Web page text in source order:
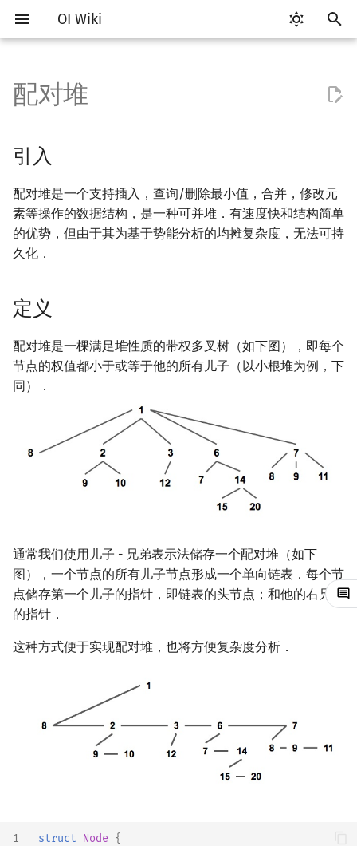
OI Wiki
入
以
始
搜
索
Getting Started
关于本项目
如何参与
OI Wiki 不是什么
格式手册
数学符号表
F.A.Q.
镜像站列表
比赛相关简介
赛事
题型
学习路线
学习资源
技巧
常见错误
常见技巧
出题
工具软件简介
代码编辑工具
VS Code
Atom
Kate
CLion
Geany
Xcode
Sublime Text
Code::Blocks
评测工具 Cena
CCR Plus
命令行
命令行编译与调试
编译器
WSL (Windows 10)
Special Judge
Generator
Validator
Polygon
Git
语言基础简介
C++ 基础
变量
运算
函数
C++ 标准库 STL 算法
bitset
C++ 进阶
值类别
重载运算符
新版 C++ 特性
pb_ds
编译优化
C++ 与其他常用语言的区别
Pascal 转 C++ 急救
Python 速成
Java 速成
算法基础简介
复杂度
枚举
模拟
递归 & 分治
贪心
排序
冒泡排序
插入排序
快速排序
堆排序
桶排序
希尔排序
Tim 排序
排序应用
前缀和 & 差分
倍增
搜索部分简介
DFS（搜索）
BFS（搜索）
双向搜索
启发式搜索
A*
迭代加深搜索
IDA*
Dancing Links
动态规划部分简介
动态规划基础
记忆化搜索
背包 DP
区间 DP
DAG 上的 DP
树形 DP
状压 DP
插头 DP
概率 DP
DP 套 DP
DP 优化
斜率优化
四边形不等式优化
状态设计优化
字符串部分简介
字符串基础
标准库
字符串匹配
字符串哈希
字典树 (Trie)
前缀函数与 KMP 算法
Boyer–Moore 算法
Z 函数（扩展 KMP）
AC 自动机
后缀平衡树
广义后缀自动机
后缀树
回文树
数学部分简介
布尔代数
数字系统 平衡三进制
格雷码
位操作
二进制集合操作
高精度计算
快速幂
置换和排列
弧度制与坐标系
复数
素数
最大公约数
分解质因数
费马小定理 & 欧拉定理
模逆元
线性同余方程
升幂引理
卢卡斯定理
二次剩余
阶 & 原根
快速傅里叶变换
快速数论变换
多项式牛顿迭代
多项式初等函数
常系数齐次线性递推
多项式平移|连续点值平移
Lagrange 反演
普通生成函数
组合数学
容斥原理
斐波那契数列
斯特林数
伯努利数
Entringer Number
Eulerian Number
范德蒙德卷积
图论计数
线性代数
内积和外积
矩阵
线性空间
线性映射
特征多项式
对角化
线性规划
环论
域论
概率论
随机变量
随机变量的数字特征
零和游戏
非公平组合游戏
高斯消元
牛顿迭代法
并查集
并查集复杂度
引入
定义
过程
查询最小值
合并
插入
删除最小值
减小一个元素的值
参考文献
分块思想
块状数组
块状链表
树分块
Sqrt Tree
线段树基础
线段树合并 & 分裂
李超线段树
猫树
区间最值操作 & 区间历史最
Kinetic Tournament Tree
二叉搜索树 & 平衡树
Treap
Splay 树
WBLT
替罪羊树
笛卡尔树
Size Balanced Tree
AVL 树
左偏红黑树
可持久化数据结构简介
可持久化线段树
可持久化块状数组
可持久化平衡树
可持久化字典树
可持久化可并堆
线段树套线段树
平衡树套线段树
线段树套平衡树
树状数组套权值线段树
分块套树状数组
Link Cut Tree
全局平衡二叉树
Euler Tour Tree
Top Tree
图论部分简介
图论相关概念
图的存储
DFS（图论）
BFS（图论）
树上问题
树的中心
树的重心
树上启发式合并
树分治
动态树分治
AHU 算法
树上随机游走
有向无环图
拓扑排序
k 短路
同余最短路
生成树问题
最小直径生成树
连通性相关
割点和桥
圆方树
环计数问题
最小环
欧拉图
最小割
费用流
二分图最大权匹配
一般图最大匹配
计算几何部分简介
二维计算几何基础
三维计算几何基础
距离
Pick 定理
三角剖分
凸包
扫描线
半平面交
反演变换
计算几何杂项
杂项简介
离散化
双指针
离线算法
整体二分
莫队算法
分数规划
随机化
爬山算法
模拟退火
悬线法
有限状态自动机
字节顺序
在一台机器上规划任务
主元素问题
Garsia–Wachs 算法
Kahan 求和
RMQ
并查集应用
括号序列
线段树与离线询问
配对堆
引入
配对堆是一个支持插入，查询/删除最小值，合并，修改元
素等操作的数据结构，是一种可并堆．有速度快和结构简单
的优势，但由于其为基于势能分析的均摊复杂度，无法可持
久化．
定义
配对堆是一棵满足堆性质的带权多叉树（如下图），即每个
节点的权值都小于或等于他的所有儿子（以小根堆为例，下
同）．
通常我们使用儿子 - 兄弟表示法储存一个配对堆（如下
图），一个节点的所有儿子节点形成一个单向链表．每个节
点储存第一个儿子的指针，即链表的头节点；和他的右兄弟
的指针．
这种方式便于实现配对堆，也将方便复杂度分析．
1
struct Node {